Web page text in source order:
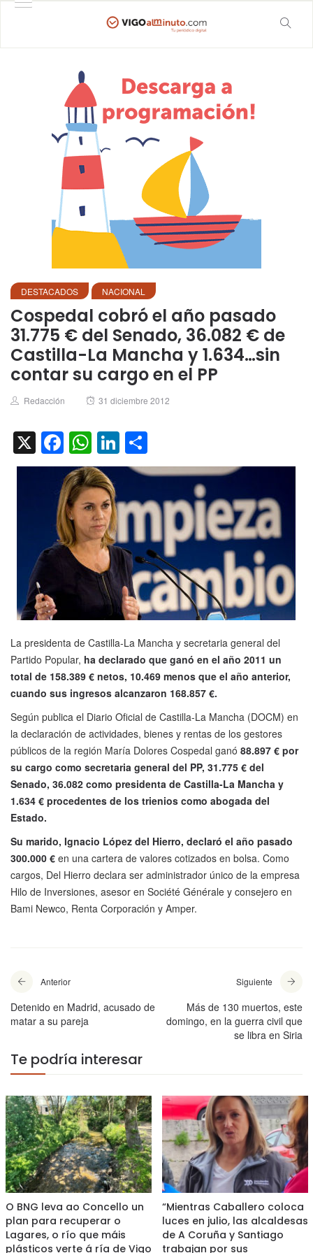
DESTACADOS NACIONAL
Cospedal cobró el año pasado
31.775 € del Senado, 36.082 € de
Castilla-La Mancha y 1.634…sin
contar su cargo en el PP
Author
Redacción
Posted
31 diciembre 2012
X Facebook
WhatsApp
LinkedIn
La presidenta de Castilla-La Mancha y secretaria general del
Partido Popular, ha declarado que ganó en el año 2011 un
total de 158.389 € netos, 10.469 menos que el año anterior,
cuando sus ingresos alcanzaron 168.857 €.
Según publica el Diario Oficial de Castilla-La Mancha (DOCM) en
la declaración de actividades, bienes y rentas de los gestores
públicos de la región María Dolores Cospedal ganó 88.897 € por
su cargo como secretaria general del PP, 31.775 € del
Senado, 36.082 como presidenta de Castilla-La Mancha y
1.634 € procedentes de los trienios como abogada del
Estado.
Su marido, Ignacio López del Hierro, declaró el año pasado
300.000 € en una cartera de valores cotizados en bolsa. Como
cargos, Del Hierro declara ser administrador único de la empresa
Hilo de Inversiones, asesor en Société Générale y consejero en
Bami Newco, Renta Corporación y Amper.
Anterior
Detenido en Madrid, acusado de
matar a su pareja
Siguiente
Más de 130 muertos, este
domingo, en la guerra civil que
se libra en Siria
Te podría interesar
O BNG leva ao Concello un
plan para recuperar o
Lagares, o río que máis
plásticos verte á ría de Vigo
“Mientras Caballero coloca
luces en julio, las alcaldesas
de A Coruña y Santiago
trabajan por sus